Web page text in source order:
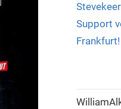
Support
Frankfurt!